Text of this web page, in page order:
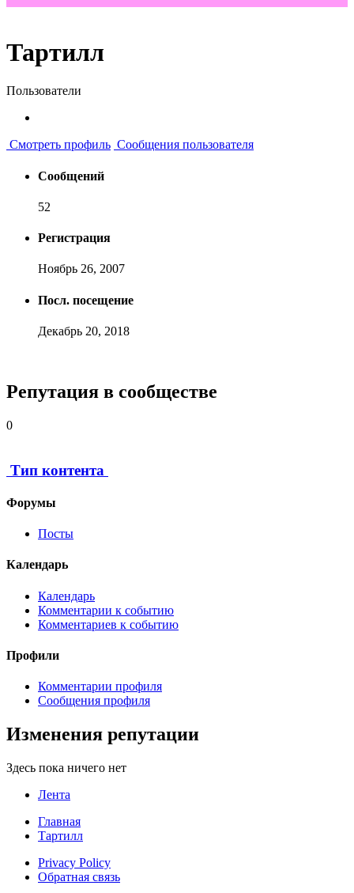
Тартилл
Пользователи
Смотреть профиль Сообщения пользователя
Сообщений
52
Регистрация
Ноябрь 26, 2007
Посл. посещение
Декабрь 20, 2018
Репутация в сообществе
0
Тип контента
Форумы
Посты
Календарь
Календарь
Комментарии к событию
Комментариев к событию
Профили
Комментарии профиля
Сообщения профиля
Изменения репутации
Здесь пока ничего нет
Лента
Главная
Тартилл
Privacy Policy
Обратная связь